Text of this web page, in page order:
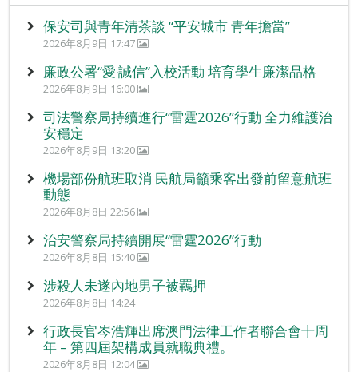
保安司與青年清茶談 “平安城市 青年擔當”
2026年8月9日 17:47
廉政公署“愛‧誠信”入校活動 培育學生廉潔品格
2026年8月9日 16:00
司法警察局持續進行“雷霆2026”行動 全力維護治
安穩定
2026年8月9日 13:20
機場部份航班取消 民航局籲乘客出發前留意航班
動態
2026年8月8日 22:56
治安警察局持續開展“雷霆2026”行動
2026年8月8日 15:40
涉殺人未遂內地男子被羈押
2026年8月8日 14:24
行政長官岑浩輝出席澳門法律工作者聯合會十周
年 – 第四屆架構成員就職典禮。
2026年8月8日 12:04